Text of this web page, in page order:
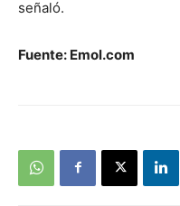
señaló.
Fuente: Emol.com